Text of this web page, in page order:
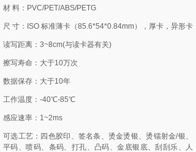
材 料：PVC/PET/ABS/PETG
尺 寸：ISO 标准薄卡（85.6*54*0.84mm），厚卡，异形卡
读写距离：3~8cm(与读卡器有关)
擦写寿命：大于10万次
数据保存：大于10年
工作温度：-40℃-85℃
感应速率：1~2ms
可选工艺：四色胶印、签名条、烫金烫银、烫镭射金/银、
平码、喷码、条码、打孔、凸码、金底银底、刮刮乐、人